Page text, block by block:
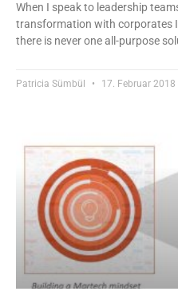
When I speak to leadership
transformation with corporates
there is never one all-purpose
Patricia Sümbül 17. Februar 2018